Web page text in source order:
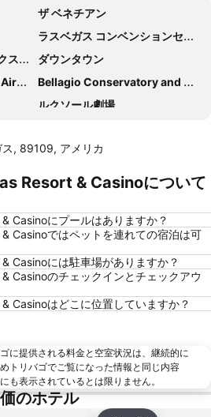
ザ ベネチアン
ラスベガス コンベンションセンター
ンス
ダウンタウン
Bellagio Conservatory and Botanical Garden
ルクソール劇場
ラスベガス プレミアム アウトレット ノース
Eiffel Tower Experience at Paris Las Vegas
Mandalay Bay Theater
LAS VEGAS JEWELRY & WATCH SHOW
The Colosseum at Caesars Palace
West Las Vegas
Cinemark 16 Santa Fe Station
Bally's Avenue Shoppes
HDAW
, 89109, アメリカ
Resort & Casinoについて
Casinoにプールはありますか？
Casinoではペットを連れての宿泊は可
Casinoには駐車場がありますか？
Casinoのチェックインとチェックアウ
Casinoはどこに位置していますか？
に提供される料金と空室状況は、継続的に
トリバゴでご覧になった情報と同じ内容
も表示されているとは限りません。
のホテル